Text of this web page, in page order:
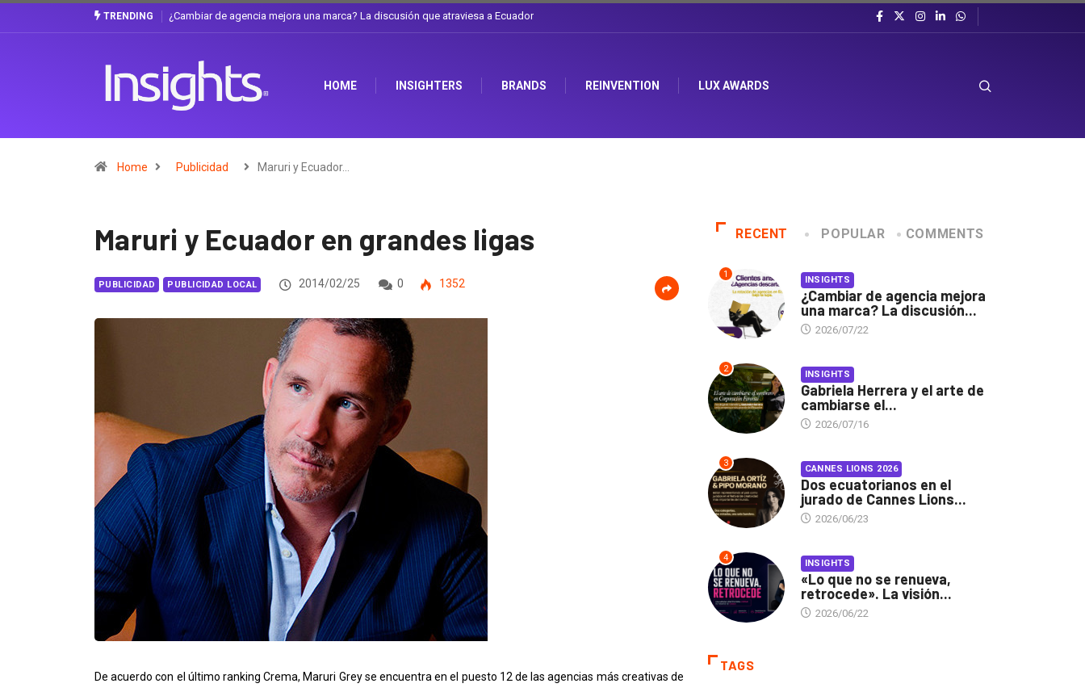
TRENDING Gabriela Herrera y el arte de cambiarse el sombrero en Corporación Favorita
HOME INSIGHTERS BRANDS REINVENTION LUX AWARDS
Home Publicidad Maruri y Ecuador…
Maruri y Ecuador en grandes ligas
PUBLICIDAD PUBLICIDAD LOCAL 2014/02/25 0 1352
De acuerdo con el último ranking Crema, Maruri Grey se encuentra en el puesto 12 de las agencias más creativas de
RECENT POPULAR COMMENTS
1 INSIGHTS
¿Cambiar de agencia mejora
una marca? La discusión...
2026/07/22
2 INSIGHTS
Gabriela Herrera y el arte de
cambiarse el...
2026/07/16
3 CANNES LIONS 2026
Dos ecuatorianos en el
jurado de Cannes Lions...
2026/06/23
4 INSIGHTS
«Lo que no se renueva,
retrocede». La visión...
2026/06/22
TAGS